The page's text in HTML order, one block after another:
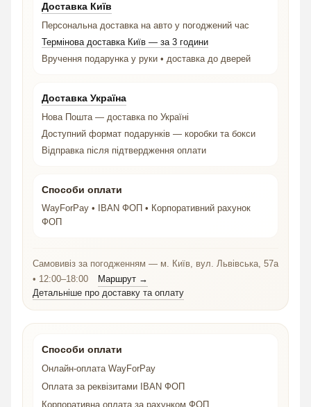
Доставка Київ
Персональна доставка на авто у погоджений час
Термінова доставка Київ — за 3 години
Вручення подарунка у руки • доставка до дверей
Доставка Україна
Нова Пошта — доставка по Україні
Доступний формат подарунків — коробки та бокси
Відправка після підтвердження оплати
Способи оплати
WayForPay • IBAN ФОП • Корпоративний рахунок
ФОП
Самовивіз за погодженням — м. Київ, вул. Львівська, 57а
• 12:00–18:00
Маршрут →
Детальніше про доставку та оплату
Способи оплати
Онлайн-оплата WayForPay
Оплата за реквізитами IBAN ФОП
Корпоративна оплата за рахунком ФОП